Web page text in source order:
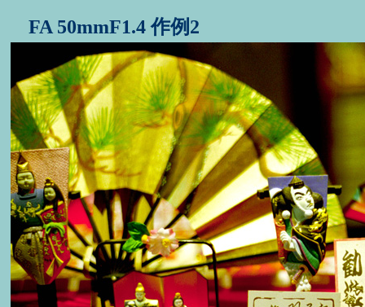
FA 50mmF1.4 作例2